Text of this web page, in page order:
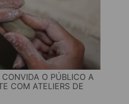
O PÚBLICO A
COM ATELIERS DE